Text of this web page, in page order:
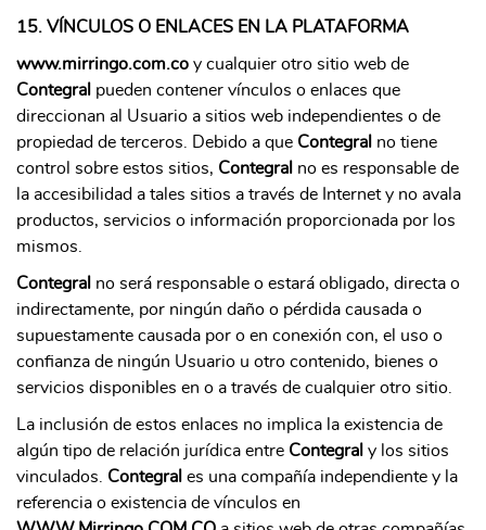
15. VÍNCULOS O ENLACES EN LA PLATAFORMA
www.mirringo.com.co y cualquier otro sitio web de
Contegral pueden contener vínculos o enlaces que
direccionan al Usuario a sitios web independientes o de
propiedad de terceros. Debido a que Contegral no tiene
control sobre estos sitios, Contegral no es responsable de
la accesibilidad a tales sitios a través de Internet y no avala
productos, servicios o información proporcionada por los
mismos.
Contegral no será responsable o estará obligado, directa o
indirectamente, por ningún daño o pérdida causada o
supuestamente causada por o en conexión con, el uso o
confianza de ningún Usuario u otro contenido, bienes o
servicios disponibles en o a través de cualquier otro sitio.
La inclusión de estos enlaces no implica la existencia de
algún tipo de relación jurídica entre Contegral y los sitios
vinculados. Contegral es una compañía independiente y la
referencia o existencia de vínculos en